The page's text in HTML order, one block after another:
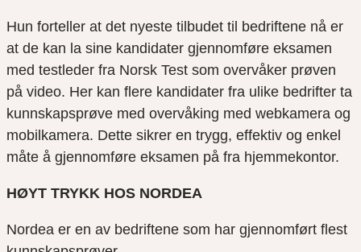
Hun forteller at det nyeste tilbudet til bedriftene nå er
at de kan la sine kandidater gjennomføre eksamen
med testleder fra Norsk Test som overvåker prøven
på video. Her kan flere kandidater fra ulike bedrifter ta
kunnskapsprøve med overvåking med webkamera og
mobilkamera. Dette sikrer en trygg, effektiv og enkel
måte å gjennomføre eksamen på fra hjemmekontor.
HØYT TRYKK HOS NORDEA
Nordea er en av bedriftene som har gjennomført flest